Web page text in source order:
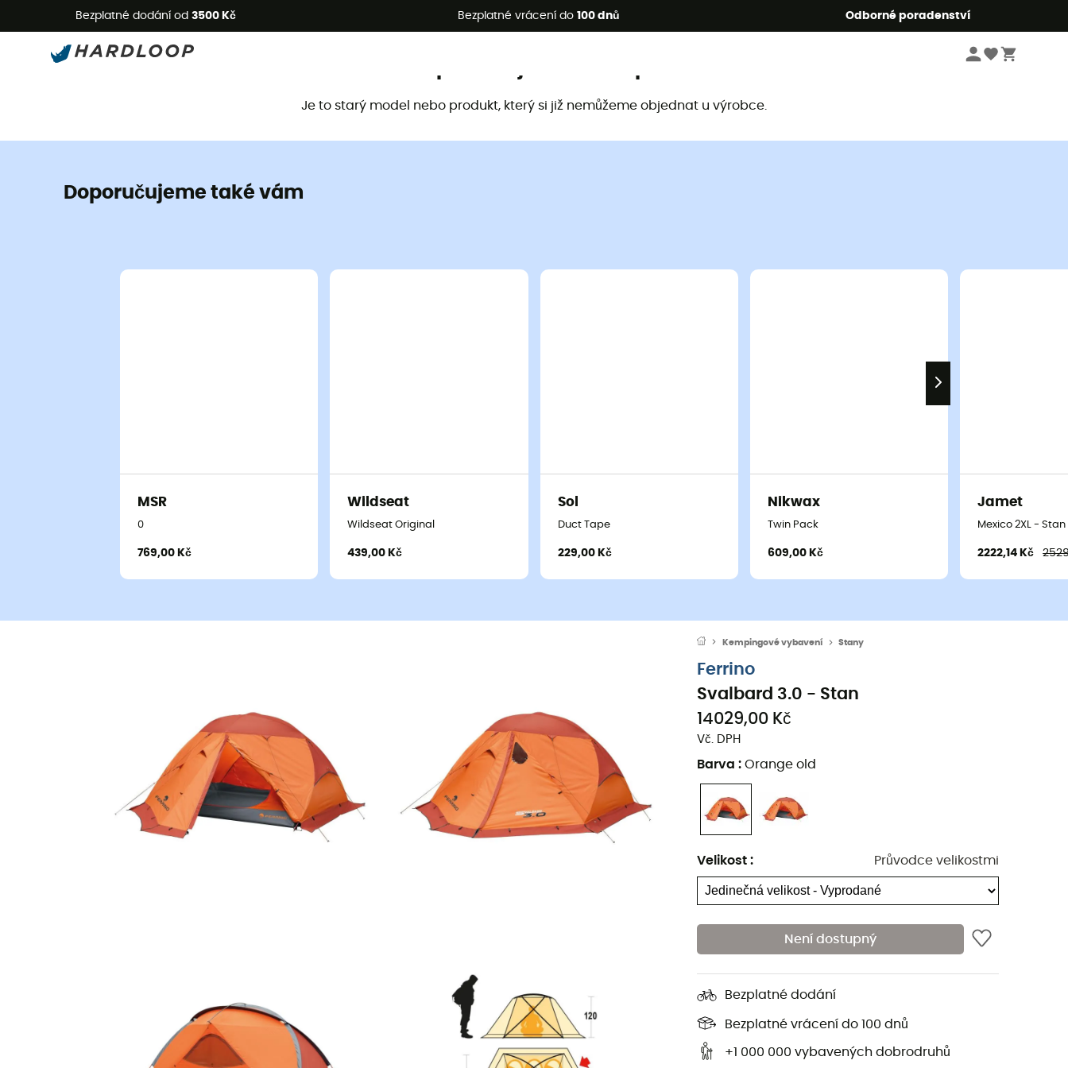
Bezplatné dodání od 3500 Kč Bezplatné vrácení do 100 dnů Odborné poradenství
Letní akce 🔥 -5 % EXTRA při nákupu 2 produktů* s kódem Summer5
Je to starý model nebo produkt, který si již nemůžeme objednat u výrobce.
Doporučujeme také vám
MSR
0
769,00 Kč
Wildseat
Wildseat Original
439,00 Kč
Sol
Duct Tape
229,00 Kč
Nikwax
Twin Pack
609,00 Kč
Jamet
Mexico 2XL - Stan
2222,14 Kč
Kempingové vybavení Stany
Ferrino
Svalbard 3.0 - Stan
14029,00 Kč
Vč. DPH
Barva : Orange old
Velikost : Průvodce velikostmi
Není dostupný
Bezplatné dodání
Bezplatné vrácení do 100 dnů
+1 000 000 vybavených dobrodruhů